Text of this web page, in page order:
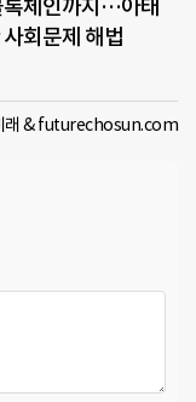
록체인까지…아태
회문제 해법
& futurechosun.com